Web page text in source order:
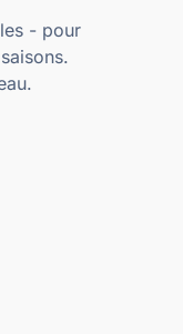
- pour